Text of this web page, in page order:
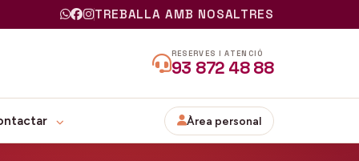
TREBALLA AMB NOSALTRES
RESERVES I ATENCIÓ
93 872 48 88
Àrea personal